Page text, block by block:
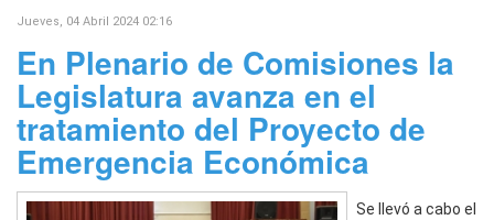
Jueves, 04 Abril 2024 02:16
En Plenario de Comisiones la
Legislatura avanza en el
tratamiento del Proyecto de
Emergencia Económica
Se llevó a cabo el